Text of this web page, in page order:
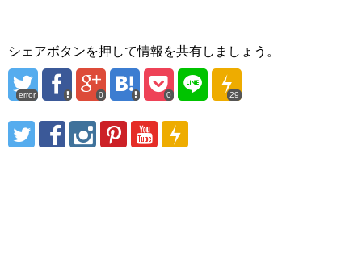
シェアボタンを押して情報を共有しましょう。
error 0 0 29